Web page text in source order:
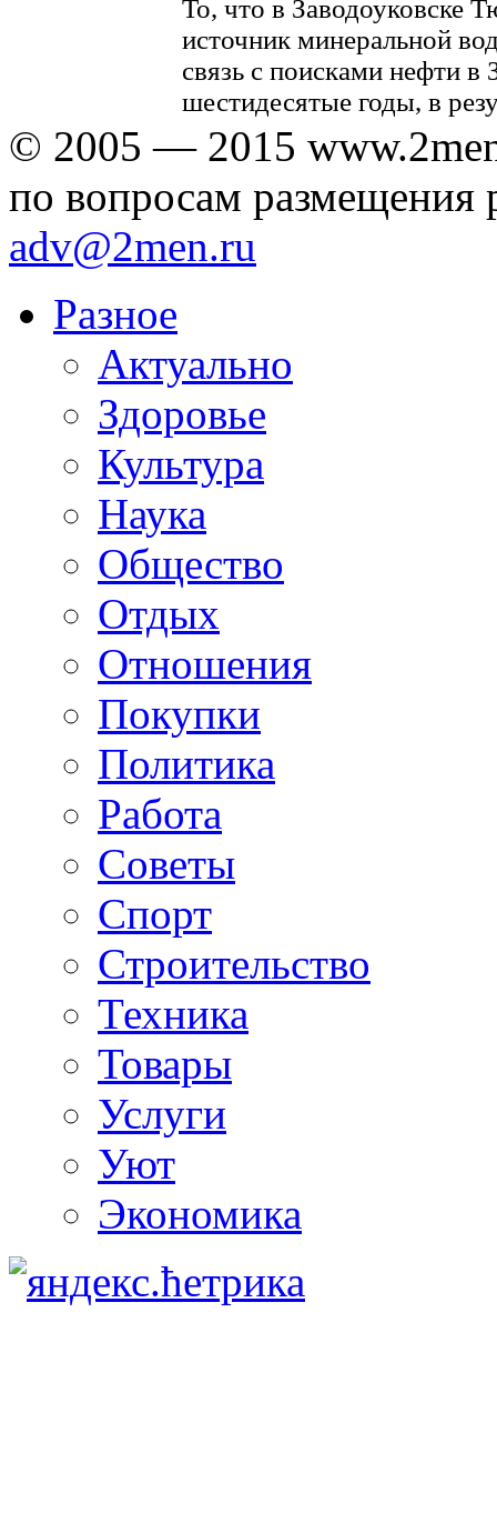
То, что в Заводоуковске
источник минеральной
связь с поисками нефти
шестидесятые годы, в
© 2005 — 2015
по вопросам размещения
adv@2men.ru
Разное
Актуально
Здоровье
Культура
Наука
Общество
Отдых
Отношения
Покупки
Политика
Работа
Советы
Спорт
Строительство
Техника
Товары
Услуги
Уют
Экономика